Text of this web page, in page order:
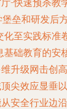
-快速预杀教
垒和研发后
化至实践标准
基础教育的安
升级网击创高
尖效应显垂以
安全行业边沿